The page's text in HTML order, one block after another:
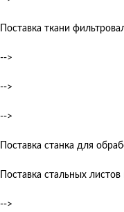
Поставка ткани
-->
-->
-->
Поставка станка для
Поставка стальных листов
-->